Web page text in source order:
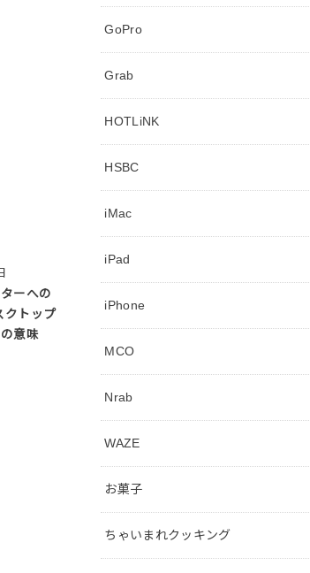
ーへの
クトップ
意味
GoPro
Grab
HOTLiNK
HSBC
iMac
iPad
iPhone
MCO
Nrab
WAZE
お菓子
ちゃいまれクッキング